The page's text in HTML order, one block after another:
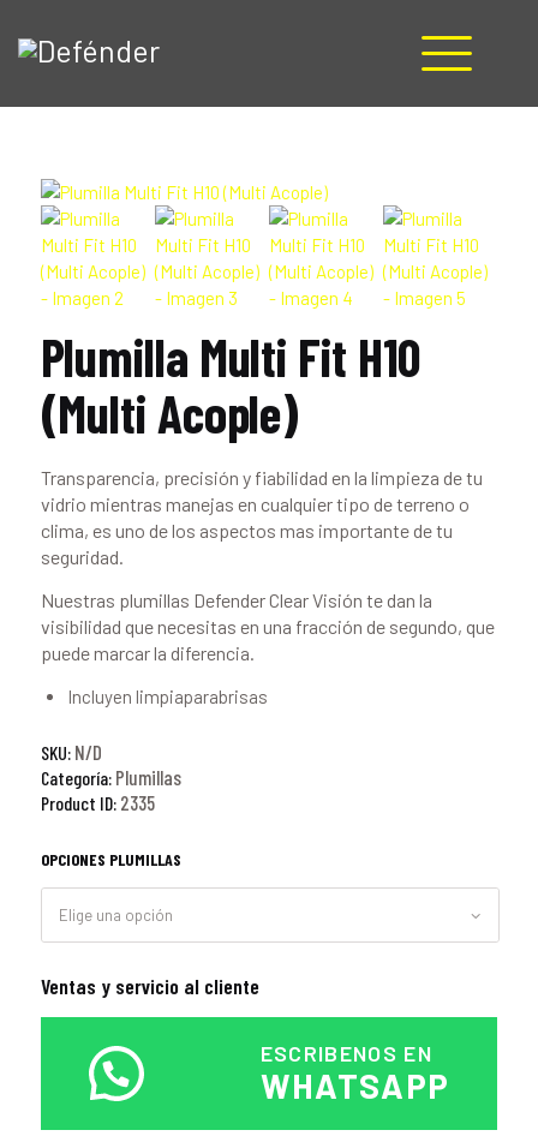
PRODUCTOS
MANUALES
RECURSOS
CONTACTO
Plumilla Multi Fit H10
(Multi Acople)
Transparencia, precisión y fiabilidad en la limpieza de tu
vidrio mientras manejas en cualquier tipo de terreno o
clima, es uno de los aspectos mas importante de tu
seguridad.
Nuestras plumillas Defender Clear Visión te dan la
visibilidad que necesitas en una fracción de segundo, que
puede marcar la diferencia.
Incluyen limpiaparabrisas
SKU: N/D
Categoría: Plumillas
Product ID: 2335
OPCIONES PLUMILLAS
Ventas y servicio al cliente
ESCRIBENOS EN
WHATSAPP